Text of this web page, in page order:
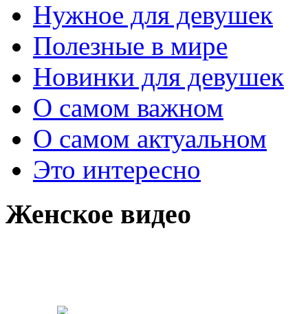
Нужное для девушек
Полезные в мире
Новинки для девушек
О самом важном
О самом актуальном
Это интересно
Женское видео